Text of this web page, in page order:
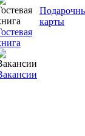
карты